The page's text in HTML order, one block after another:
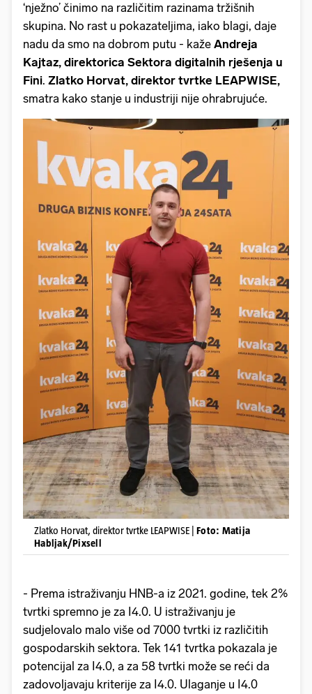
‘nježno’ činimo na različitim razinama tržišnih
skupina. No rast u pokazateljima, iako blagi, daje
nadu da smo na dobrom putu - kaže Andreja
Kajtaz, direktorica Sektora digitalnih rješenja u
Fini. Zlatko Horvat, direktor tvrtke LEAPWISE,
smatra kako stanje u industriji nije ohrabrujuće.
Zlatko Horvat, direktor tvrtke LEAPWISE | Foto: Matija
Habljak/Pixsell
- Prema istraživanju HNB-a iz 2021. godine, tek 2%
tvrtki spremno je za I4.0. U istraživanju je
sudjelovalo malo više od 7000 tvrtki iz različitih
gospodarskih sektora. Tek 141 tvrtka pokazala je
potencijal za I4.0, a za 58 tvrtki može se reći da
zadovoljavaju kriterije za I4.0. Ulaganje u I4.0